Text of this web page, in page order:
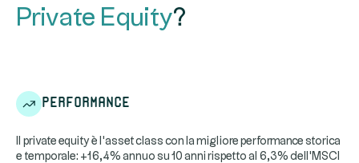
Private Equity?
Performance
Il private equity è l'asset class con la migliore performance storica
e temporale: +16,4% annuo su 10 anni rispetto al 6,3% dell'MSCI